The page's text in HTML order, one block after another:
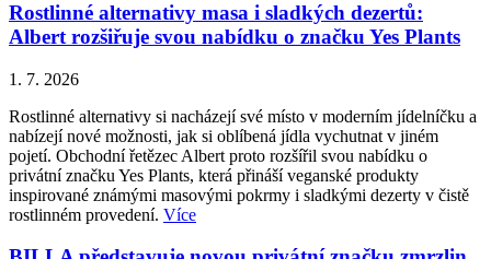
Rostlinné alternativy masa i sladkých dezertů:
Albert rozšiřuje svou nabídku o značku Yes Plants
1. 7. 2026
Rostlinné alternativy si nacházejí své místo v moderním jídelníčku a
nabízejí nové možnosti, jak si oblíbená jídla vychutnat v jiném
pojetí. Obchodní řetězec Albert proto rozšířil svou nabídku o
privátní značku Yes Plants, která přináší veganské produkty
inspirované známými masovými pokrmy i sladkými dezerty v čistě
rostlinném provedení. Více